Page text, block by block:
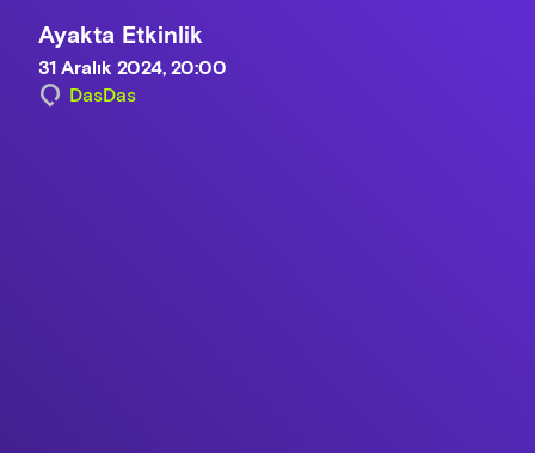
Ayakta Etkinlik
31 Aralık 2024, 20:00
DasDas